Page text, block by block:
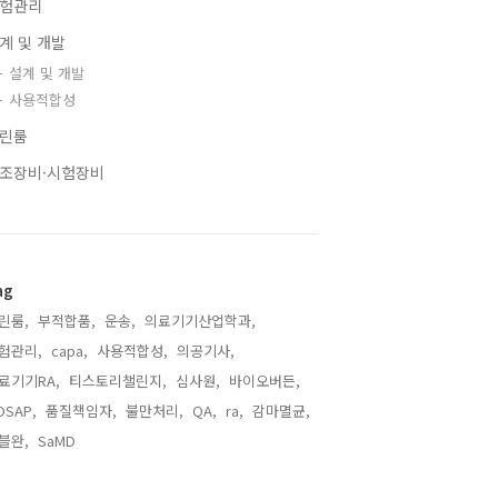
관리
및 개발
설계 및 개발
사용적합성
룸
장비·시험장비
룸, 부적합품, 운송, 의료기기산업학과,
관리, capa, 사용적합성, 의공기사,
기기RA, 티스토리챌린지, 심사원, 바이오버든,
품질책임자, 불만처리, QA, ra, 감마멸균,
완, SaMD,